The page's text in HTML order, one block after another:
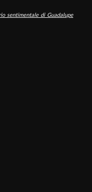
sentimentale di Guadalupe